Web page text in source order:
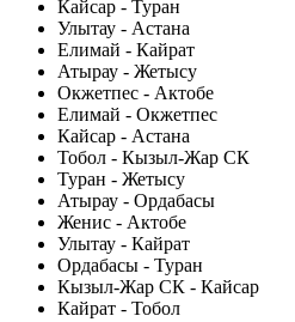
Кайсар - Туран
Улытау - Астана
Елимай - Кайрат
Атырау - Жетысу
Окжетпес - Актобе
Елимай - Окжетпес
Кайсар - Астана
Тобол - Кызыл-Жар СК
Туран - Жетысу
Атырау - Ордабасы
Женис - Актобе
Улытау - Кайрат
Ордабасы - Туран
Кызыл-Жар СК - Кайсар
Кайрат - Тобол